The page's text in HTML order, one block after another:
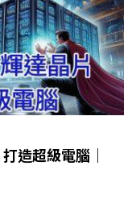
造超級電腦｜